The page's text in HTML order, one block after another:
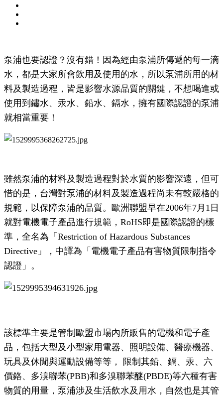
泵浦也要認證？沒有錯！因為經由泵浦所傳遞的每一滴
水，都是大家所會飲用及使用的水，所以泵浦所用的材
料及製造過程，皆是影響水源品質的關鍵，不想喝進或
使用到鏽水、汞水、鉛水、鎘水，擁有國際認證的泵浦
就相當重要！
雖然泵浦的材料及製造過程對於水質的影響深遠，但可
惜的是，台灣對泵浦的材料及製造過程尚未有較嚴格的
規範，以保障泵浦的品質。歐洲聯盟早在2006年7月1日
就對電機電子產品進行規範，RoHS即是國際認證的標
準，全名為「Restriction of Hazardous Substances
Directive」，中譯為「電機電子產品有害物質限制指令
認證」。
該標準主要是管制歐盟市場內所販售的電機和電子產
品，包括大型及小型家用電器、照明設備、醫療機器、
玩具及休閒與運動設備等等， 限制其鉛、鎘、汞、六
價鉻、多溴聯苯(PBB)和多溴聯苯醚(PBDE)等六種有害
物質的用量，泵浦涉及生活飲水及用水，自然也是其管